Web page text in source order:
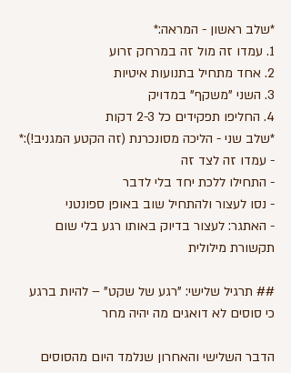
*שלב ראשון - המראה:*
1. עמדו זה מול זה במרחק זרוע
2. אחד מתחיל בתנועות איטיות
3. השני "משקף" במדויק
4. החליפו תפקידים כל 2-3 דקות
*שלב שני - הליכה מסונכרנת (זה הקטע המגניב!):*
- עמדו זה לצד זה
- התחילו ללכת יחד בלי לדבר
- נסו לעצור ולהתחיל שוב באופן ספונטני
- האתגר: לעצור בדיוק באותו רגע בלי שום
תקשורת מילולית
## תרגיל שלישי: "רגע של שקט" – להיות ברגע
כי סוסים לא דואגים מה יהיה מחר
הדבר השלישי והאחרון שנלמד היום מהסוסים